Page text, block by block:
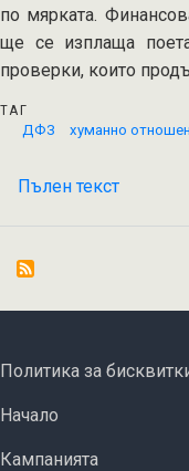
по мярката.
ще се изплаща
проверки, които
ТАГ
ДФЗ
хуманно
Пълен текст
мярка
FOOTER MENU
Политика за
ОСНОВНА НАВИГАЦИЯ
Начало
Кампанията